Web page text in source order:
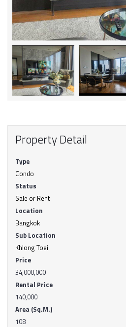
Property Detail
Type
Condo
Status
Sale or Rent
Location
Bangkok
Sub Location
Khlong Toei
Price
34,000,000
Rental Price
140,000
Area (Sq.M.)
108